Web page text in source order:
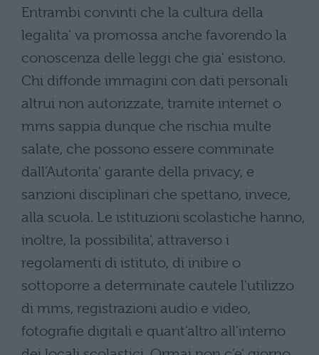
Entrambi convinti che la cultura della
legalita’ va promossa anche favorendo la
conoscenza delle leggi che gia’ esistono.
Chi diffonde immagini con dati personali
altrui non autorizzate, tramite internet o
mms sappia dunque che rischia multe
salate, che possono essere comminate
dall’Autorita’ garante della privacy, e
sanzioni disciplinari che spettano, invece,
alla scuola. Le istituzioni scolastiche hanno,
inoltre, la possibilita’, attraverso i
regolamenti di istituto, di inibire o
sottoporre a determinate cautele l’utilizzo
di mms, registrazioni audio e video,
fotografie digitali e quant’altro all’interno